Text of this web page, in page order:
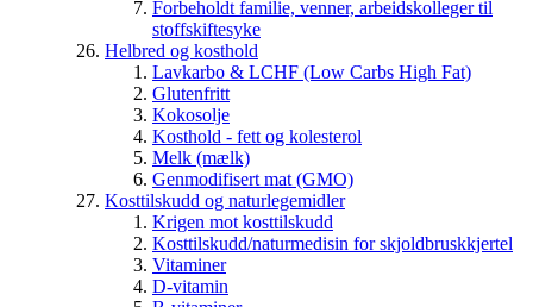
Forbeholdt familie, venner, arbeidskolleger til
stoffskiftesyke
Helbred og kosthold
Lavkarbo & LCHF (Low Carbs High Fat)
Glutenfritt
Kokosolje
Kosthold - fett og kolesterol
Melk (mælk)
Genmodifisert mat (GMO)
Kosttilskudd og naturlegemidler
Krigen mot kosttilskudd
Kosttilskudd/naturmedisin for skjoldbruskkjertel
Vitaminer
D-vitamin